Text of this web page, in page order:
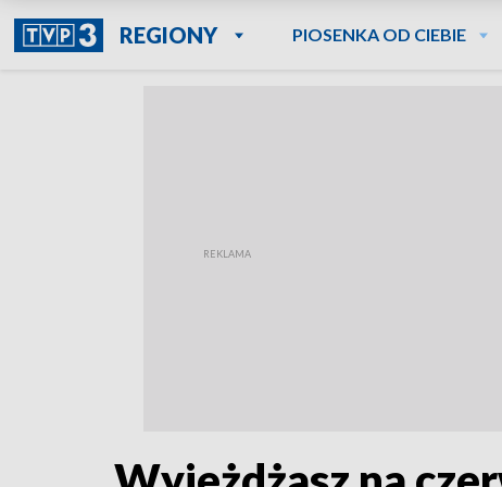
REGIONY PIOSENKA OD CIEBIE